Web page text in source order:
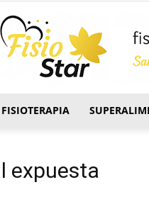
FISIOTERAPIA
expuesta